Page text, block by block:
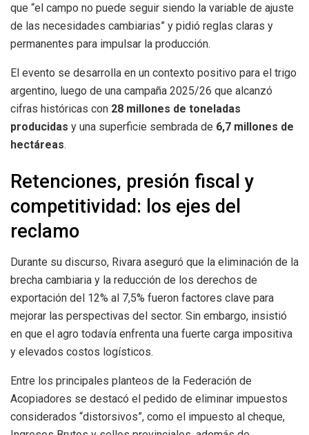
que “el campo no puede seguir siendo la variable de ajuste
de las necesidades cambiarias” y pidió reglas claras y
permanentes para impulsar la producción.
El evento se desarrolla en un contexto positivo para el trigo
argentino, luego de una campaña 2025/26 que alcanzó
cifras históricas con 28 millones de toneladas
producidas y una superficie sembrada de 6,7 millones de
hectáreas.
Retenciones, presión fiscal y
competitividad: los ejes del
reclamo
Durante su discurso, Rivara aseguró que la eliminación de la
brecha cambiaria y la reducción de los derechos de
exportación del 12% al 7,5% fueron factores clave para
mejorar las perspectivas del sector. Sin embargo, insistió
en que el agro todavía enfrenta una fuerte carga impositiva
y elevados costos logísticos.
Entre los principales planteos de la Federación de
Acopiadores se destacó el pedido de eliminar impuestos
considerados “distorsivos”, como el impuesto al cheque,